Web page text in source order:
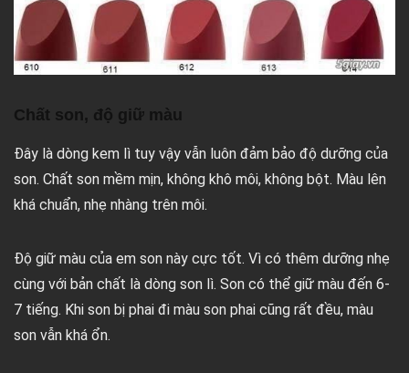
Chất son, độ giữ màu
Đây là dòng kem lì tuy vậy vẫn luôn đảm bảo độ dưỡng của
son. Chất son mềm mịn, không khô môi, không bột. Màu lên
khá chuẩn, nhẹ nhàng trên môi.
Độ giữ màu của em son này cực tốt. Vì có thêm dưỡng nhẹ
cùng với bản chất là dòng son lì. Son có thể giữ màu đến 6-
7 tiếng. Khi son bị phai đi màu son phai cũng rất đều, màu
son vẫn khá ổn.